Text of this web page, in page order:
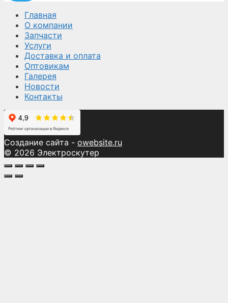
Главная
О компании
Запчасти
Услуги
Доставка и оплата
Оптовикам
Галерея
Новости
Контакты
Создание сайта - owebsite.ru
© 2026 Электроскутер